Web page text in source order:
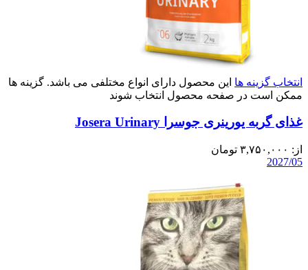
انتخاب گزینه ها این محصول دارای انواع مختلفی می باشد. گزینه ها
ممکن است در صفحه محصول انتخاب شوند
غذای گربه یورینری جوسرا Josera Urinary
از: ۳,۷۵۰,۰۰۰ تومان
2027/05